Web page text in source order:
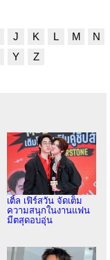
J K L M
N
Y Z
เติ้ล เฟิร์สวัน จัดเต็ม
ความสนุกในงานแฟน
มีตสุดอบอุ่น